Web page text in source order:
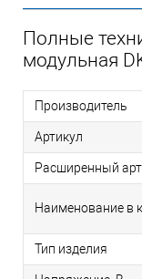
Полные
модульная
Производитель
Артикул
Расширенный
Наименование в
Тип изделия